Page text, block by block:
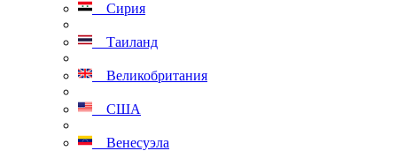
Сирия
Таиланд
Великобритания
США
Венесуэла